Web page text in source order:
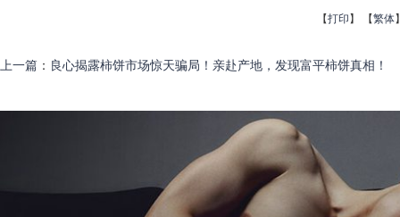
【打印 】 【繁体
上一篇 ： 良心揭露柿饼市场惊天骗局！亲赴产地，发现富平柿饼真相！